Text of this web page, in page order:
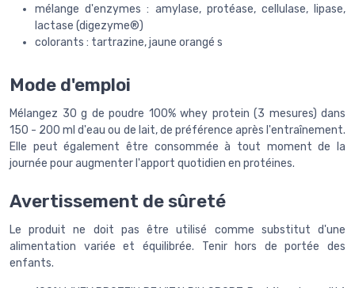
mélange d'enzymes : amylase, protéase, cellulase, lipase,
lactase (digezyme®)
colorants : tartrazine, jaune orangé s
Mode d'emploi
Mélangez 30 g de poudre 100% whey protein (3 mesures) dans
150 - 200 ml d'eau ou de lait, de préférence après l'entraînement.
Elle peut également être consommée à tout moment de la
journée pour augmenter l'apport quotidien en protéines.
Avertissement de sûreté
Le produit ne doit pas être utilisé comme substitut d'une
alimentation variée et équilibrée. Tenir hors de portée des
enfants.